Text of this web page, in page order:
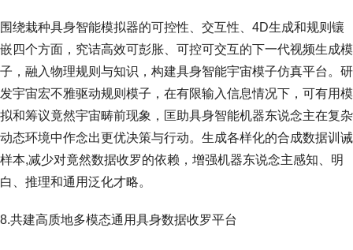
围绕栽种具身智能模拟器的可控性、交互性、4D生成和规则镶
嵌四个方面，究诘高效可彭胀、可控可交互的下一代视频生成模
子，融入物理规则与知识，构建具身智能宇宙模子仿真平台。研
发宇宙宏不雅驱动规则模子，在有限输入信息情况下，可有用模
拟和筹议竟然宇宙畴前现象，匡助具身智能机器东说念主在复杂
动态环境中作念出更优决策与行动。生成各样化的合成数据训诫
样本,减少对竟然数据收罗的依赖，增强机器东说念主感知、明
白、推理和通用泛化才略。
8.共建高质地多模态通用具身数据收罗平台